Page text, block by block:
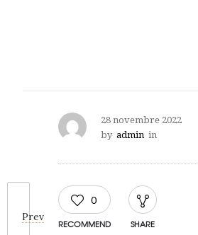
Prev
28 novembre 2022
by admin in
0
RECOMMEND SHARE